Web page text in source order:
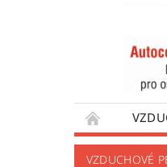
DÍLY PRO
VZDUCHOVÉ